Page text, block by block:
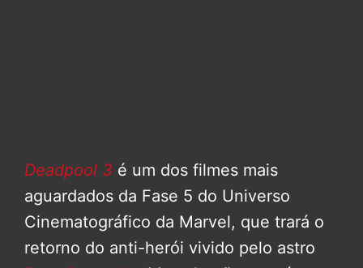
Deadpool 3 é um dos filmes mais
aguardados da Fase 5 do Universo
Cinematográfico da Marvel, que trará o
retorno do anti-herói vivido pelo astro